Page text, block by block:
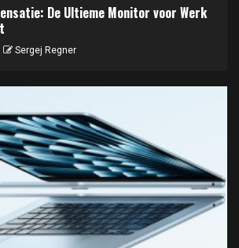
De Ultieme Monitor voor Werk
Sergej Regner